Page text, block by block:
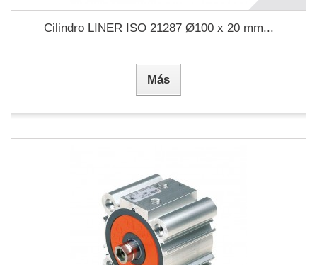
Cilindro LINER ISO 21287 Ø100 x 20 mm...
Más